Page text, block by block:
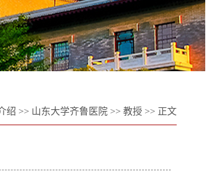
绍 >> 山东大学齐鲁医院 >> 教授 >> 正文